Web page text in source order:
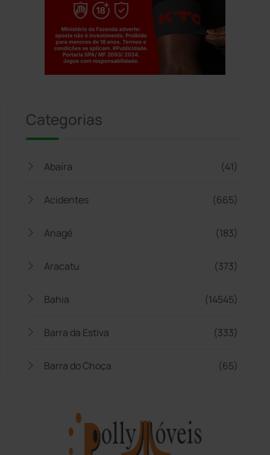
Categorias
Abaíra (41)
Acidentes (665)
Anagé (183)
Aracatu (373)
Bahia (14545)
Barra da Estiva (333)
Barra do Choça (65)
Bom Jesus da Lapa